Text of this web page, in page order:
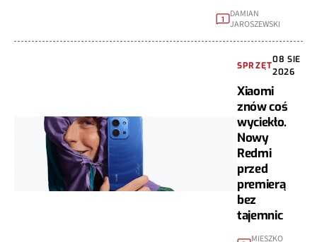
1
DAMIAN
JAROSZEWSKI
SPRZĘT
08 SIE
2026
Xiaomi
znów coś
wyciekło.
Nowy
Redmi
przed
premierą
bez
tajemnic
MIESZKO